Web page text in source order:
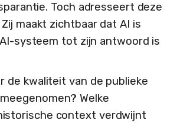
Toch adresseert deze
maakt zichtbaar dat AI is
systeem tot zijn antwoord is
kwaliteit van de publieke
Welke
context verdwijnt